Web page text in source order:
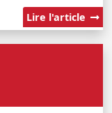
Lire l'article